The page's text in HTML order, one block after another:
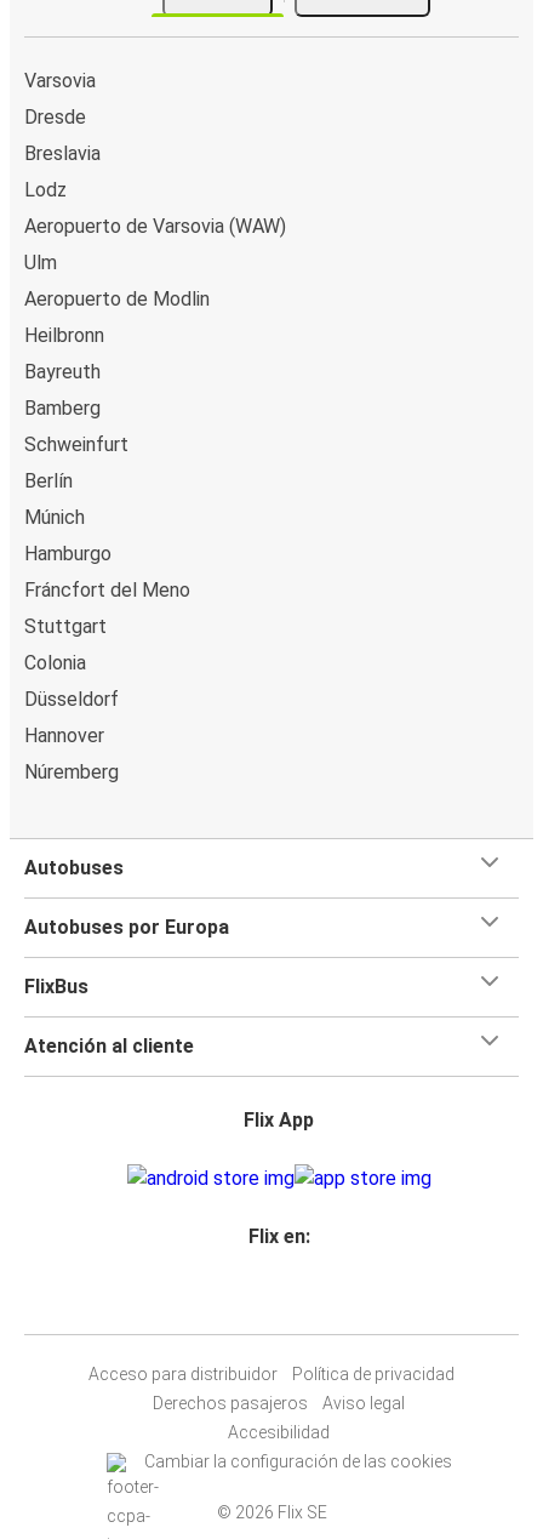
Varsovia
Dresde
Breslavia
Lodz
Aeropuerto de Varsovia (WAW)
Ulm
Aeropuerto de Modlin
Heilbronn
Bayreuth
Bamberg
Schweinfurt
Berlín
Múnich
Hamburgo
Fráncfort del Meno
Stuttgart
Colonia
Düsseldorf
Hannover
Núremberg
Autobuses
Autobuses por Europa
FlixBus
Atención al cliente
Flix App
Flix en:
Acceso para distribuidor
Política de privacidad
Derechos pasajeros
Aviso legal
Accesibilidad
Cambiar la configuración de las cookies
© 2026 Flix SE